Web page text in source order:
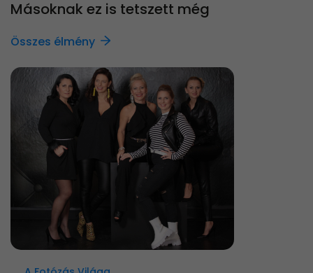
Másoknak ez is tetszett még
Összes élmény